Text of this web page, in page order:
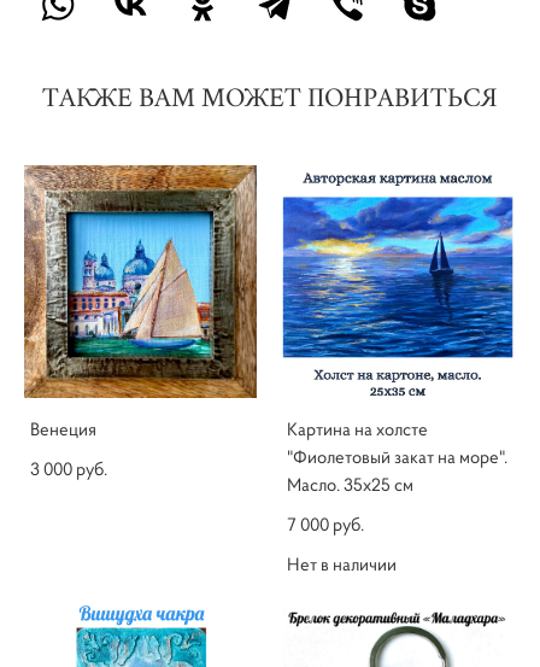
ТАКЖЕ ВАМ МОЖЕТ ПОНРАВИТЬСЯ
Венеция
3 000 pуб.
Картина на холсте
"Фиолетовый закат на море".
Масло. 35х25 см
7 000 pуб.
Нет в наличии